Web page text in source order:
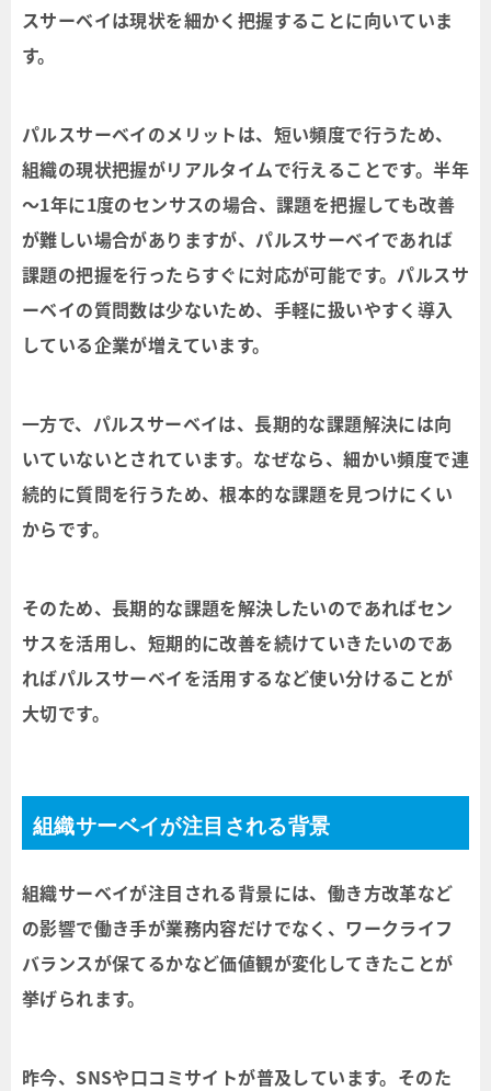
スサーベイは現状を細かく把握することに向いていま
す。
パルスサーベイのメリットは、短い頻度で行うため、
組織の現状把握がリアルタイムで行えることです。半年
～1年に1度のセンサスの場合、課題を把握しても改善
が難しい場合がありますが、パルスサーベイであれば
課題の把握を行ったらすぐに対応が可能です。パルスサ
ーベイの質問数は少ないため、手軽に扱いやすく導入
している企業が増えています。
一方で、パルスサーベイは、長期的な課題解決には向
いていないとされています。なぜなら、細かい頻度で連
続的に質問を行うため、根本的な課題を見つけにくい
からです。
そのため、長期的な課題を解決したいのであればセン
サスを活用し、短期的に改善を続けていきたいのであ
ればパルスサーベイを活用するなど使い分けることが
大切です。
組織サーベイが注目される背景
組織サーベイが注目される背景には、働き方改革など
の影響で働き手が業務内容だけでなく、ワークライフ
バランスが保てるかなど価値観が変化してきたことが
挙げられます。
昨今、SNSや口コミサイトが普及しています。そのた